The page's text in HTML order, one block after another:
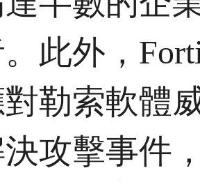
此外，
勒索軟體
攻擊事件